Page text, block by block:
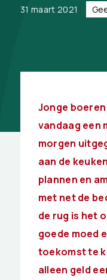
31 maart 2021
Jonge boeren
vandaag een
morgen
aan de
plannen en
met net de
de rug is het
goede moed
toekomst te
alleen geld